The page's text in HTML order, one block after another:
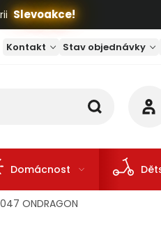
Slevoakce!
Kontakt Stav objednávky
Domácnost
ONDRAGON